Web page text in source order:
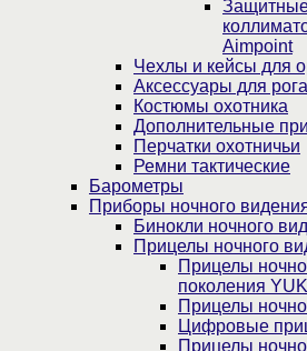
Aimpoint
Чехлы и кейсы для
Аксессуары для
Костюмы охотника
Дополнительные
Перчатки охотничьи
Ремни тактические
Барометры
Приборы ночного
Бинокли ночного
Прицелы ночного
Прицелы
поколения
Прицелы
Цифровые
Прицелы